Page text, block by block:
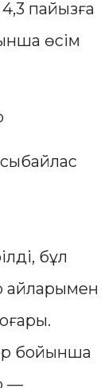
пайызға
өсім
бұл
айларымен
бойынша
—